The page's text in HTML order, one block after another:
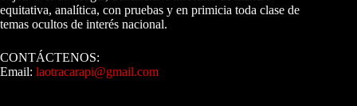
equitativa, analítica, con pruebas y en primicia toda clase de
temas ocultos de interés nacional.
CONTÁCTENOS:
Email: laotracarapi@gmail.com